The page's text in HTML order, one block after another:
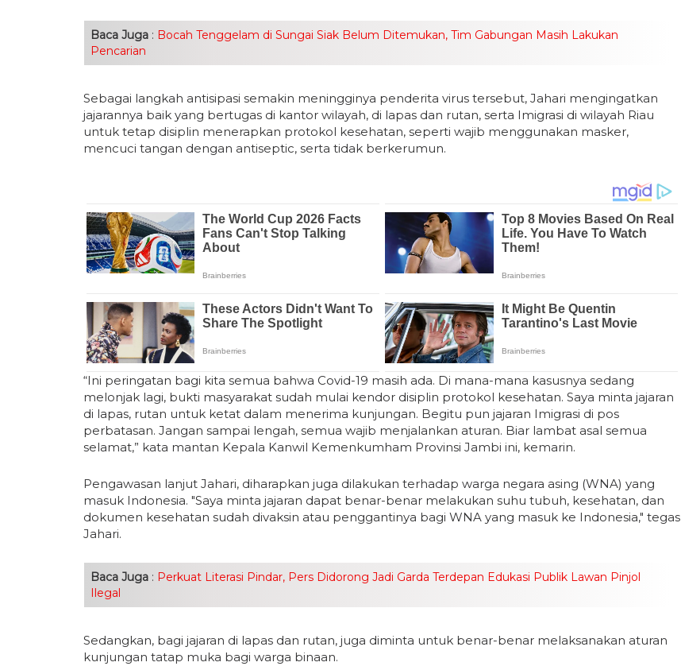
Baca Juga : Bocah Tenggelam di Sungai Siak Belum Ditemukan, Tim Gabungan Masih Lakukan
Pencarian
Sebagai langkah antisipasi semakin meningginya penderita virus tersebut, Jahari mengingatkan
jajarannya baik yang bertugas di kantor wilayah, di lapas dan rutan, serta Imigrasi di wilayah Riau
untuk tetap disiplin menerapkan protokol kesehatan, seperti wajib menggunakan masker,
mencuci tangan dengan antiseptic, serta tidak berkerumun.
“Ini peringatan bagi kita semua bahwa Covid-19 masih ada. Di mana-mana kasusnya sedang
melonjak lagi, bukti masyarakat sudah mulai kendor disiplin protokol kesehatan. Saya minta jajaran
di lapas, rutan untuk ketat dalam menerima kunjungan. Begitu pun jajaran Imigrasi di pos
perbatasan. Jangan sampai lengah, semua wajib menjalankan aturan. Biar lambat asal semua
selamat,” kata mantan Kepala Kanwil Kemenkumham Provinsi Jambi ini, kemarin.
Pengawasan lanjut Jahari, diharapkan juga dilakukan terhadap warga negara asing (WNA) yang
masuk Indonesia. "Saya minta jajaran dapat benar-benar melakukan suhu tubuh, kesehatan, dan
dokumen kesehatan sudah divaksin atau penggantinya bagi WNA yang masuk ke Indonesia," tegas
Jahari.
Baca Juga : Perkuat Literasi Pindar, Pers Didorong Jadi Garda Terdepan Edukasi Publik Lawan Pinjol
Ilegal
Sedangkan, bagi jajaran di lapas dan rutan, juga diminta untuk benar-benar melaksanakan aturan
kunjungan tatap muka bagi warga binaan.